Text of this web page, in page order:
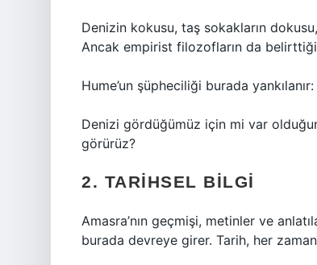
Denizin kokusu, taş sokakların
Ancak empirist filozofların da
Hume’un şüpheciliği burada yankılanır:
Denizi gördüğümüz için mi var
görürüz?
2. TARIHSEL BILGI
Amasra’nın geçmişi, metinler ve
burada devreye girer. Tarih, her